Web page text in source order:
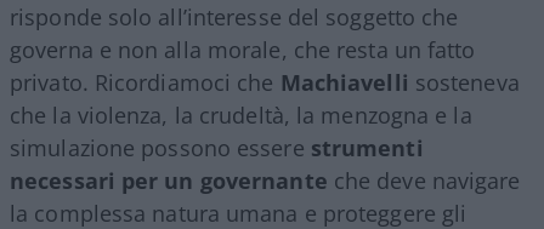
risponde solo all’interesse del soggetto che
governa e non alla morale, che resta un fatto
privato. Ricordiamoci che Machiavelli sosteneva
che la violenza, la crudeltà, la menzogna e la
simulazione possono essere strumenti
necessari per un governante che deve navigare
la complessa natura umana e proteggere gli